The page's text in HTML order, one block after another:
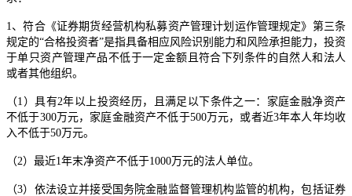
1、符合《证券期货经营机构私募资产管理计划运作管理规定》第三条
规定的“合格投资者”是指具备相应风险识别能力和风险承担能力，投资
于单只资产管理产品不低于一定金额且符合下列条件的自然人和法人
或者其他组织。
（1）具有2年以上投资经历，且满足以下条件之一：家庭金融净资产
不低于300万元，家庭金融资产不低于500万元，或者近3年本人年均收
入不低于50万元。
（2）最近1年末净资产不低于1000万元的法人单位。
（3）依法设立并接受国务院金融监督管理机构监管的机构，包括证券